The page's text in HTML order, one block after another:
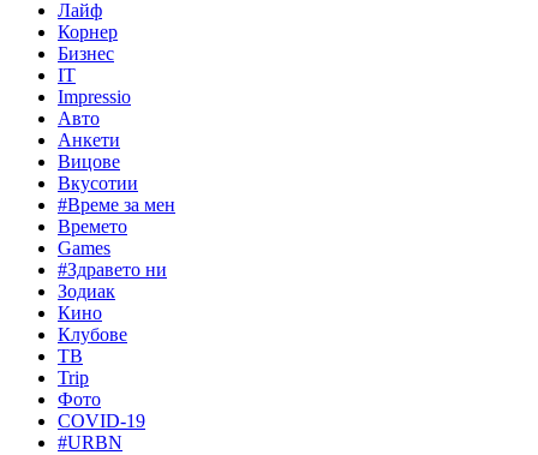
Лайф
Корнер
Бизнес
IT
Impressio
Авто
Анкети
Вицове
Вкусотии
#Време за мен
Времето
Games
#Здравето ни
Зодиак
Кино
Клубове
ТВ
Trip
Фото
COVID-19
#URBN